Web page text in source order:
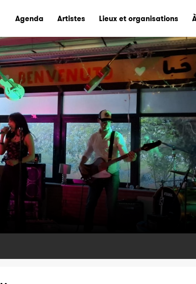
Agenda Artistes Lieux et organisations